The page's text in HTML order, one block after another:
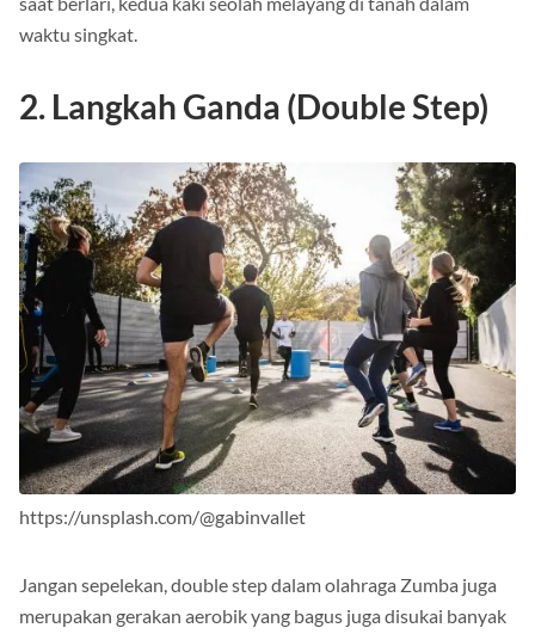
waktu singkat.
2. Langkah Ganda (Double Step)
https://unsplash.com/@gabinvallet
Jangan sepelekan, double step dalam olahraga Zumba juga
merupakan gerakan aerobik yang bagus juga disukai banyak